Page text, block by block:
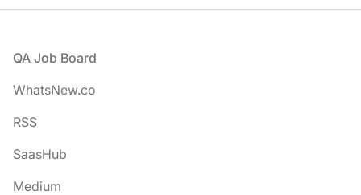
Footer
QA Job Board
WhatsNew.co
RSS
SaasHub
Medium